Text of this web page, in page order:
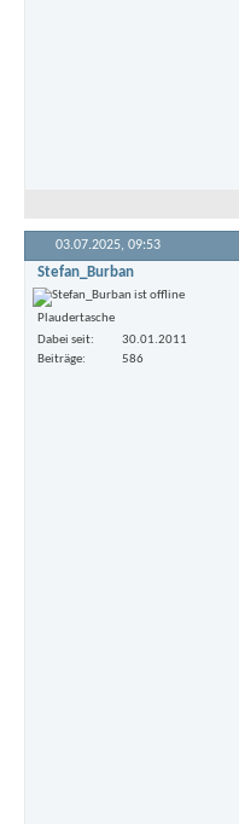
03.07.2025, 09:53
Stefan_Burban
Plaudertasche
Dabei seit
30.01.2011
Beiträge
586